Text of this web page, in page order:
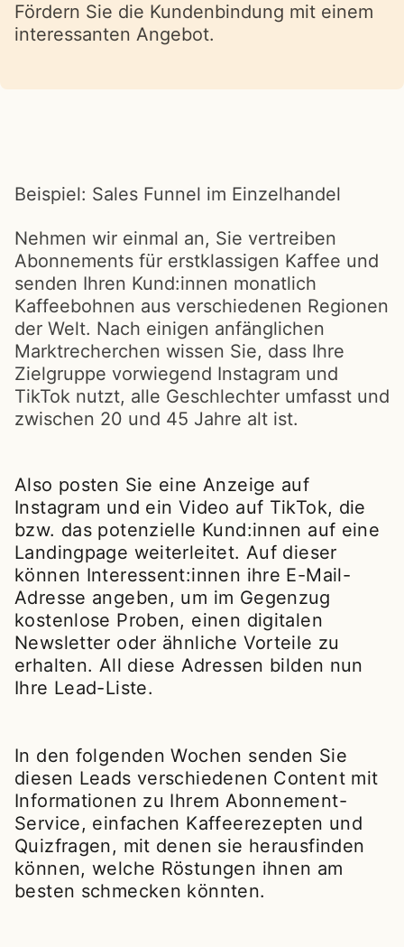
Fördern Sie die Kundenbindung mit einem
interessanten Angebot.
Beispiel: Sales Funnel im Einzelhandel
Nehmen wir einmal an, Sie vertreiben
Abonnements für erstklassigen Kaffee und
senden Ihren Kund:innen monatlich
Kaffeebohnen aus verschiedenen Regionen
der Welt. Nach einigen anfänglichen
Marktrecherchen wissen Sie, dass Ihre
Zielgruppe vorwiegend Instagram und
TikTok nutzt, alle Geschlechter umfasst und
zwischen 20 und 45 Jahre alt ist.
Also posten Sie eine Anzeige auf
Instagram und ein Video auf TikTok, die
bzw. das potenzielle Kund:innen auf eine
Landingpage weiterleitet. Auf dieser
können Interessent:innen ihre E-Mail-
Adresse angeben, um im Gegenzug
kostenlose Proben, einen digitalen
Newsletter oder ähnliche Vorteile zu
erhalten. All diese Adressen bilden nun
Ihre Lead-Liste.
In den folgenden Wochen senden Sie
diesen Leads verschiedenen Content mit
Informationen zu Ihrem Abonnement-
Service, einfachen Kaffeerezepten und
Quizfragen, mit denen sie herausfinden
können, welche Röstungen ihnen am
besten schmecken könnten.